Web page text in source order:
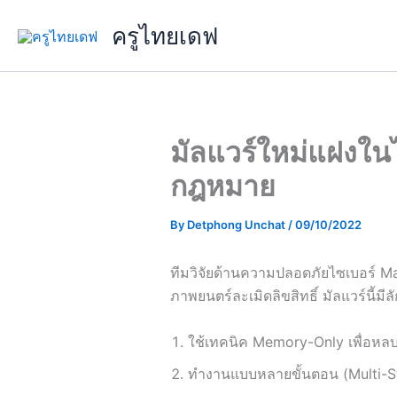
ครูไทยเดฟ
มัลแวร์ใหม่แฝงใ
กฎหมาย
By Detphong Unchat /09/10/2022
ทีมวิจัยด้านความปลอดภัยไซเบอร์
ภาพยนตร์ละเมิดลิขสิทธิ์ มัลแวร์นี้มี
ใช้เทคนิค Memory-Only เพื่อหล
ทำงานแบบหลายขั้นตอน (Multi-